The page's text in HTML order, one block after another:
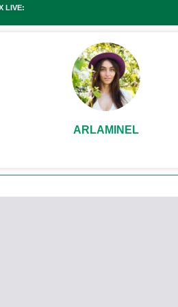
LIVE:
ARLAMINEL